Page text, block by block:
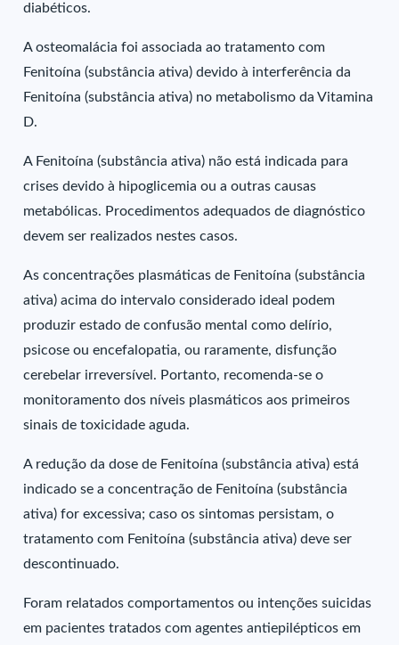
diabéticos.
A osteomalácia foi associada ao tratamento com
Fenitoína (substância ativa) devido à interferência da
Fenitoína (substância ativa) no metabolismo da Vitamina
D.
A Fenitoína (substância ativa) não está indicada para
crises devido à hipoglicemia ou a outras causas
metabólicas. Procedimentos adequados de diagnóstico
devem ser realizados nestes casos.
As concentrações plasmáticas de Fenitoína (substância
ativa) acima do intervalo considerado ideal podem
produzir estado de confusão mental como delírio,
psicose ou encefalopatia, ou raramente, disfunção
cerebelar irreversível. Portanto, recomenda-se o
monitoramento dos níveis plasmáticos aos primeiros
sinais de toxicidade aguda.
A redução da dose de Fenitoína (substância ativa) está
indicado se a concentração de Fenitoína (substância
ativa) for excessiva; caso os sintomas persistam, o
tratamento com Fenitoína (substância ativa) deve ser
descontinuado.
Foram relatados comportamentos ou intenções suicidas
em pacientes tratados com agentes antiepilépticos em